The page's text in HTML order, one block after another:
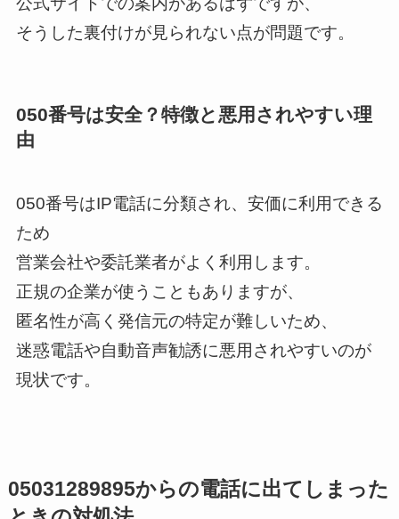
そうした裏付けが見られない点が問題です。
050番号は安全？特徴と悪用されやすい理
由
050番号はIP電話に分類され、安価に利用できる
ため
営業会社や委託業者がよく利用します。
正規の企業が使うこともありますが、
匿名性が高く発信元の特定が難しいため、
迷惑電話や自動音声勧誘に悪用されやすいのが
現状です。
05031289895からの電話に出てしまった